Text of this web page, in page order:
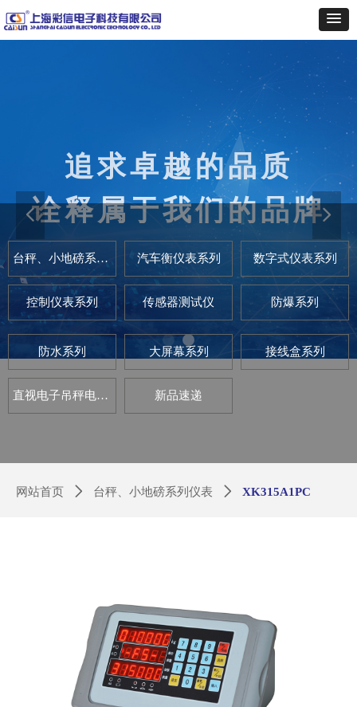
网站首页 ꄲ 台秤、小地磅系列仪表 ꄲ XK315A1PC
台秤、小地磅系列仪表 汽车衡仪表系列 数字式仪表系列
控制仪表系列 传感器测试仪 防爆系列
防水系列 大屏幕系列 接线盒系列
直视电子吊秤电路板套件 新品速递
追求卓越的品质
诠释属于我们的品牌
秉承“热忱为同行配套服务”的
宗旨
提供全方位的优质服务
넳 넲